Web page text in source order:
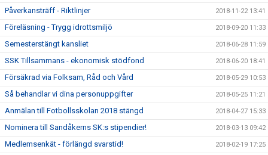
Påverkansträff - Riktlinjer 2018-11-22 13:41
Föreläsning - Trygg idrottsmiljö 2018-09-20 11:33
Semesterstängt kansliet 2018-06-28 11:59
SSK Tillsammans - ekonomisk stödfond 2018-06-20 18:41
Försäkrad via Folksam, Råd och Vård 2018-05-29 10:53
Så behandlar vi dina personuppgifter 2018-05-25 11:21
Anmälan till Fotbollsskolan 2018 stängd 2018-04-27 15:33
Nominera till Sandåkerns SK:s stipendier! 2018-03-13 09:42
Medlemsenkät - förlängd svarstid! 2018-02-19 17:25